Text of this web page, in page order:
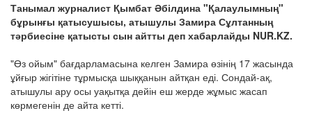
Танымал журналист Қымбат Әбілдина "Қалаулымның"
бұрынғы қатысушысы, атышулы Замира Сұлтанның
тәрбиесіне қатысты сын айтты деп хабарлайды NUR.KZ.
"Өз ойым" бағдарламасына келген Замира өзінің 17 жасында
ұйғыр жігітіне тұрмысқа шыққанын айтқан еді. Сондай-ақ,
атышулы ару осы уақытқа дейін еш жерде жұмыс жасап
көрмегенін де айта кетті.